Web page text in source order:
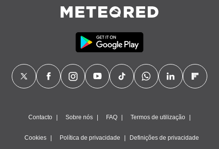
Contacto Sobre nós FAQ Termos de utilização
Cookies Política de privacidade Definições de privacidade